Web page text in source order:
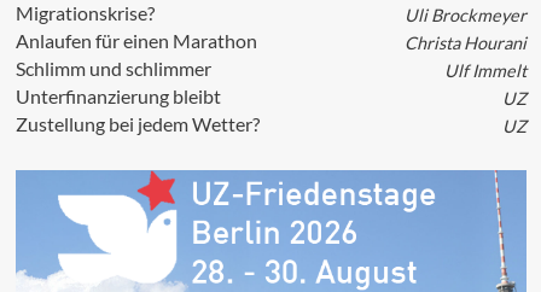
Migrationskrise? Uli Brockmeyer
Anlaufen für einen Marathon Christa Hourani
Schlimm und schlimmer Ulf Immelt
Unterfinanzierung bleibt UZ
Zustellung bei jedem Wetter? UZ